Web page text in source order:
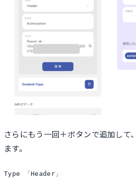
さらにもう一回＋ボタンで追加して
ます。
Type 「Header」